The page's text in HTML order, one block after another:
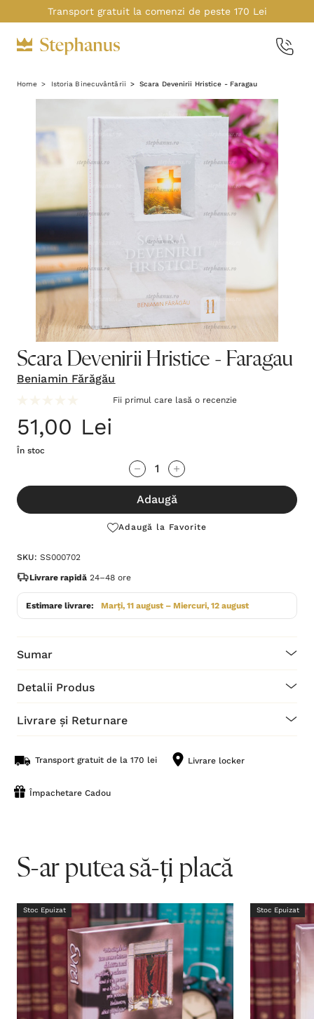
Transport gratuit la comenzi de peste 170 Lei
Home Istoria Binecuvântării Scara Devenirii Hristice - Faragau
Scara Devenirii Hristice - Faragau
Beniamin Fărăgău
Fii primul care lasă o recenzie
51,00 Lei
În stoc
te!
Stocul
Adaugă
Adaugă la Favorite
SKU: SS000702
Livrare rapidă 24–48 ore
Estimare livrare: Marți, 11 august – Miercuri, 12 august
Sumar
Detalii Produs
Livrare și Returnare
Transport gratuit de la 170 lei Livrare locker
Împachetare Cadou
S-ar putea să-ți placă
Stoc Epuizat Stoc Epuizat